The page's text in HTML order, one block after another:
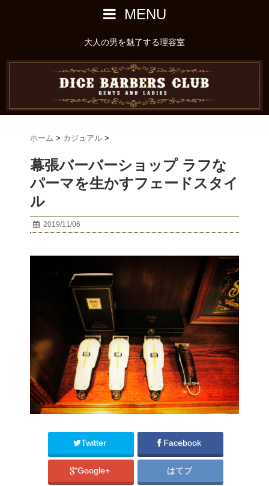
MENU
大人の男を魅了する理容室
ホーム > カジュアル >
幕張バーバーショップ ラフな
パーマを生かすフェードスタイ
ル
2019/11/06
Twitter Facebook
Google+ はてブ